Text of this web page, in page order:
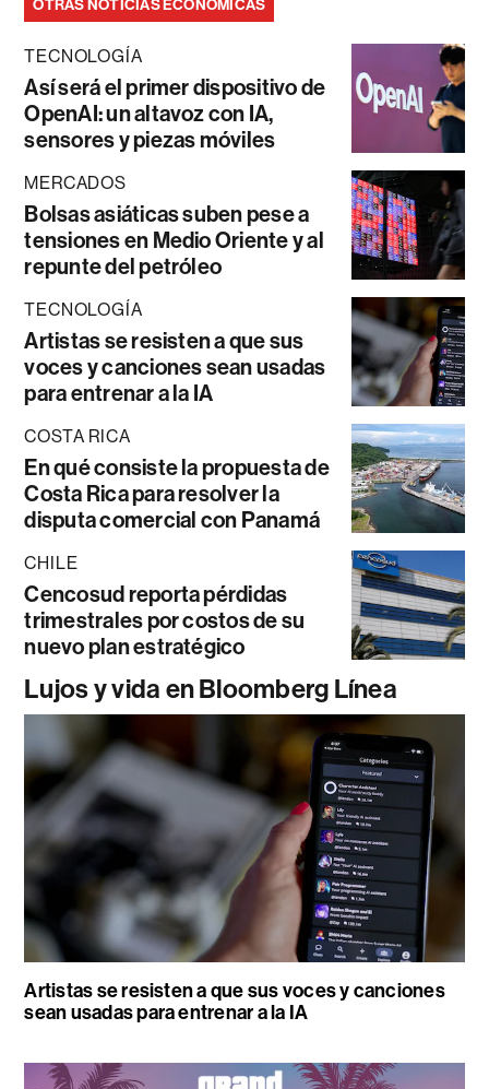
OTRAS NOTICIAS ECONÓMICAS
TECNOLOGÍA
Así será el primer dispositivo de
OpenAI: un altavoz con IA,
sensores y piezas móviles
MERCADOS
Bolsas asiáticas suben pese a
tensiones en Medio Oriente y al
repunte del petróleo
TECNOLOGÍA
Artistas se resisten a que sus
voces y canciones sean usadas
para entrenar a la IA
COSTA RICA
En qué consiste la propuesta de
Costa Rica para resolver la
disputa comercial con Panamá
CHILE
Cencosud reporta pérdidas
trimestrales por costos de su
nuevo plan estratégico
Lujos y vida en Bloomberg Línea
Artistas se resisten a que sus voces y canciones
sean usadas para entrenar a la IA